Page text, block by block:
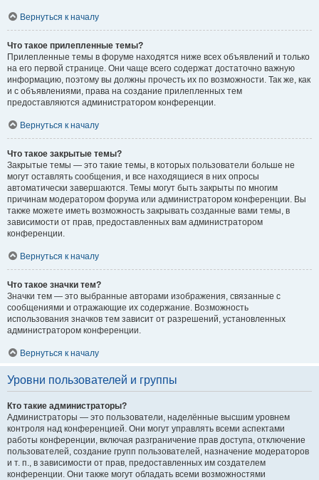
Вернуться к началу
Что такое прилепленные темы?
Прилепленные темы в форуме находятся ниже всех объявлений и только
на его первой странице. Они чаще всего содержат достаточно важную
информацию, поэтому вы должны прочесть их по возможности. Так же, как
и с объявлениями, права на создание прилепленных тем
предоставляются администратором конференции.
Вернуться к началу
Что такое закрытые темы?
Закрытые темы — это такие темы, в которых пользователи больше не
могут оставлять сообщения, и все находящиеся в них опросы
автоматически завершаются. Темы могут быть закрыты по многим
причинам модератором форума или администратором конференции. Вы
также можете иметь возможность закрывать созданные вами темы, в
зависимости от прав, предоставленных вам администратором
конференции.
Вернуться к началу
Что такое значки тем?
Значки тем — это выбранные авторами изображения, связанные с
сообщениями и отражающие их содержание. Возможность
использования значков тем зависит от разрешений, установленных
администратором конференции.
Вернуться к началу
Уровни пользователей и группы
Кто такие администраторы?
Администраторы — это пользователи, наделённые высшим уровнем
контроля над конференцией. Они могут управлять всеми аспектами
работы конференции, включая разграничение прав доступа, отключение
пользователей, создание групп пользователей, назначение модераторов
и т. п., в зависимости от прав, предоставленных им создателем
конференции. Они также могут обладать всеми возможностями